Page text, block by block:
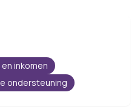
en inkomen
ondersteuning